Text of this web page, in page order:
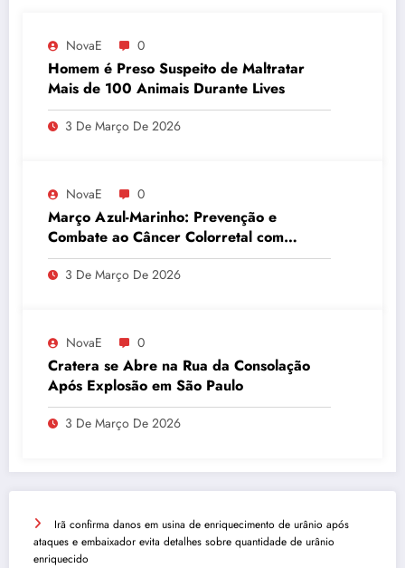
NovaE 0
Homem é Preso Suspeito de Maltratar
Mais de 100 Animais Durante Lives
3 De Março De 2026
NovaE 0
Março Azul-Marinho: Prevenção e
Combate ao Câncer Colorretal com
Atividades Físicas
3 De Março De 2026
NovaE 0
Cratera se Abre na Rua da Consolação
Após Explosão em São Paulo
3 De Março De 2026
Irã confirma danos em usina de enriquecimento de urânio após
ataques e embaixador evita detalhes sobre quantidade de urânio
enriquecido